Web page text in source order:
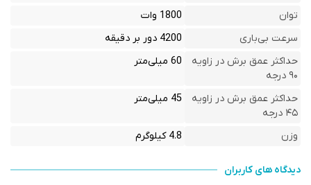
توان
1800 وات
سرعت بی‌باری
4200 دور بر دقیقه
حداکثر عمق برش در زاویه
۹۰ درجه
60 میلی‌متر
حداکثر عمق برش در زاویه
۴۵ درجه
45 میلی‌متر
وزن 4.8 کیلوگرم
دیدگاه های کاربران